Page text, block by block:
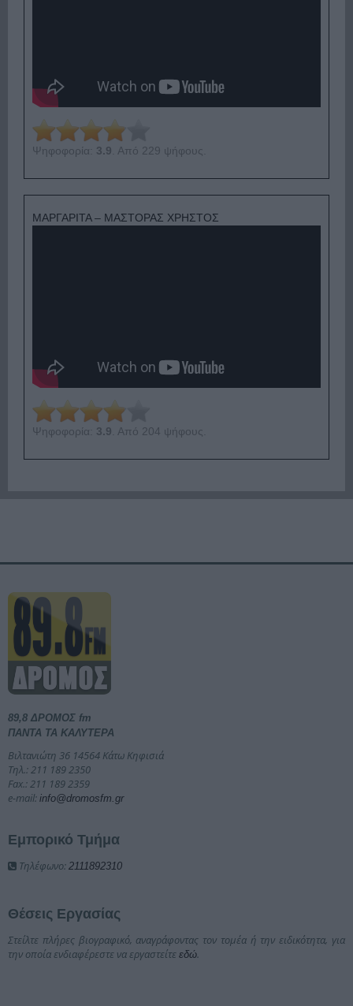
Ψηφοφορία: 3.9 . Από 229 ψήφους.
ΜΑΡΓΑΡΙΤΑ – ΜΑΣΤΟΡΑΣ ΧΡΗΣΤΟΣ
Ψηφοφορία: 3.9 . Από 204 ψήφους.
89,8 ΔΡΟΜΟΣ fm
ΠΑΝΤΑ ΤΑ ΚΑΛΥΤΕΡΑ
Βιλτανιώτη 36 14564 Κάτω Κηφισιά
Τηλ.: 211 189 2350
Fax.: 211 189 2359
e-mail: info@dromosfm.gr
Εμπορικό Τμήμα
Τηλέφωνο: 2111892310
Θέσεις Εργασίας
Στείλτε πλήρες βιογραφικό, αναγράφοντας τον τομέα ή την ειδικότητα, για
την οποία ενδιαφέρεστε να εργαστείτε εδώ.